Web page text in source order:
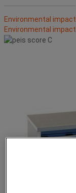
Environmental impact
Environmental impact